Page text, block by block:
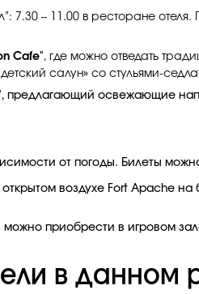
7.30 – 11.00 в ресторане
Cafe", где можно отведать
салун» со стульями-
, предлагающий освежающие
от погоды. Билеты
воздухе Fort Apache на
приобрести в игровом
в данном